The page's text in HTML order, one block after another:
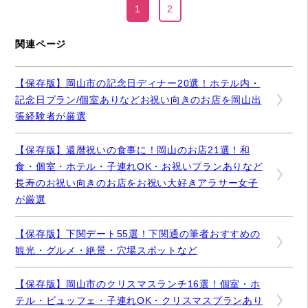
1 2
関連ページ
【保存版】岡山市の記念日ディナー20選！ホテル内・
記念日プラン/個室ありなどお祝い向きのお店を岡山出
張経験者が厳選
【保存版】還暦祝いの食事に！岡山のお店21選！和
食・個室・ホテル・子連れOK・お祝いプランありなど
長寿のお祝い向きのお店をお祝い大好きアラサー女子
が厳選
【保存版】下関デート55選！下関通の筆者おすすめの
観光・グルメ・絶景・穴場スポットなど
【保存版】岡山市のクリスマスランチ16選！個室・ホ
テル・ビュッフェ・子連れOK・クリスマスプランあり